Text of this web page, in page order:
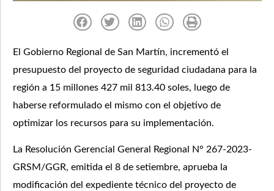
El Gobierno Regional de San Martín, incrementó el
presupuesto del proyecto de seguridad ciudadana para la
región a 15 millones 427 mil 813.40 soles, luego de
haberse reformulado el mismo con el objetivo de
optimizar los recursos para su implementación.
La Resolución Gerencial General Regional N° 267-2023-
GRSM/GGR, emitida el 8 de setiembre, aprueba la
modificación del expediente técnico del proyecto de